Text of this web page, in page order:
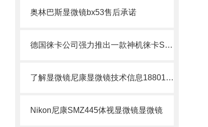
奥林巴斯显微镜bx53售后承诺
德国徕卡公司强力推出一款神机徕卡S8 APO体视显微镜
了解显微镜尼康显微镜技术信息18801100233
Nikon尼康SMZ445体视显微镜显微镜